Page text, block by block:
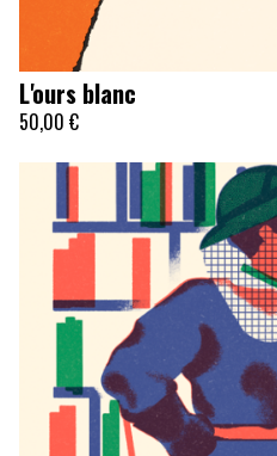
L'ours blanc
50,00 €